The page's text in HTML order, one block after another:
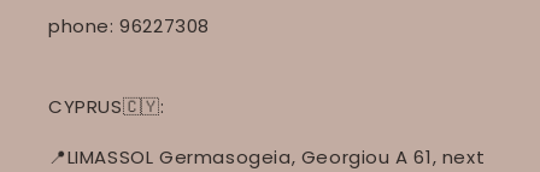
phone: 96227308
CYPRUS🇨🇾:
📍LIMASSOL Germasogeia, Georgiou A 61, next